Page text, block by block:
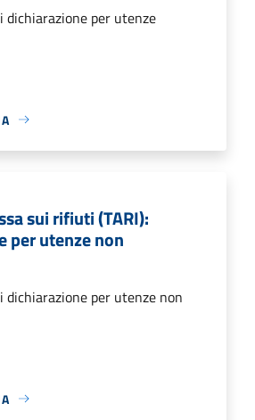
dichiarazione per utenze
sui rifiuti (TARI):
per utenze non
dichiarazione per utenze non